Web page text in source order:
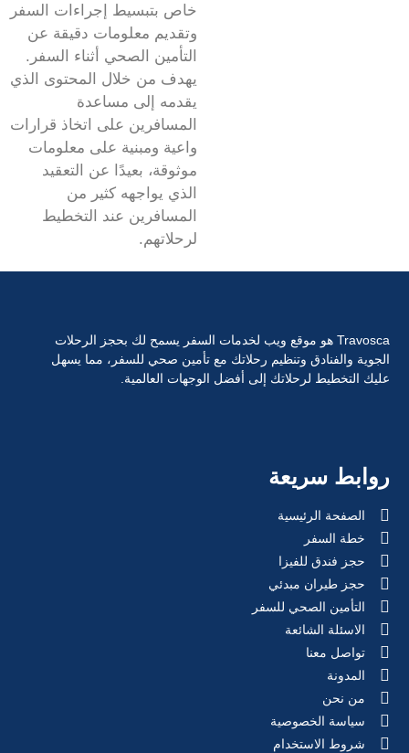
خاص بتبسيط إجراءات السفر
وتقديم معلومات دقيقة عن
التأمين الصحي أثناء السفر.
يهدف من خلال المحتوى الذي
يقدمه إلى مساعدة
المسافرين على اتخاذ قرارات
واعية ومبنية على معلومات
موثوقة، بعيدًا عن التعقيد
الذي يواجهه كثير من
المسافرين عند التخطيط
لرحلاتهم.
Travosca هو موقع ويب لخدمات السفر يسمح لك بحجز الرحلات
الجوية والفنادق وتنظيم رحلاتك مع تأمين صحي للسفر، مما يسهل
عليك التخطيط لرحلاتك إلى أفضل الوجهات العالمية.
روابط سريعة
الصفحة الرئيسية
خطة السفر
حجز فندق للفيزا
حجز طيران مبدئي
التأمين الصحي للسفر
الاسئلة الشائعة
تواصل معنا
المدونة
من نحن
سياسة الخصوصية
شروط الاستخدام